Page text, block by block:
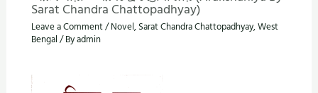
Sarat Chandra Chattopadhyay)
Leave a Comment/Novel, Sarat Chandra Chattopadhyay,West
Bengal / Byadmin